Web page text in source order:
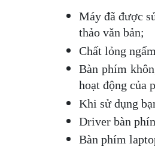
Máy đã được
thảo văn bản;
Chất lỏng
Bàn phím
hoạt động của
Khi sử dụng
Driver bàn
Bàn phím